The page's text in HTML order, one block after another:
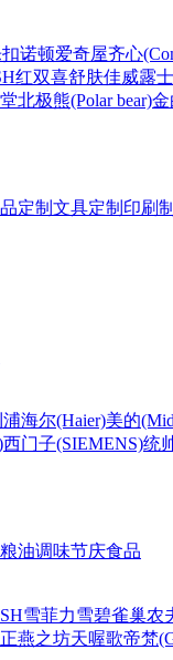
诺顿爱奇屋齐心
红双喜舒肤佳威露士
北极熊(Polar bear)金
定制 文具定制 印刷
海尔(Haier)美的
西门子(SIEMENS)统
粮油调味节庆食品
SH雪菲力雪碧雀巢农
燕之坊天喔歌帝梵